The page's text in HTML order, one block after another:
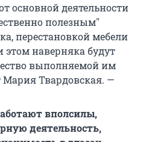
основной деятельности
полезным"
перестановкой мебели
наверняка будут
выполняемой им
Мария Твардовская. —
вполсилы,
деятельность,